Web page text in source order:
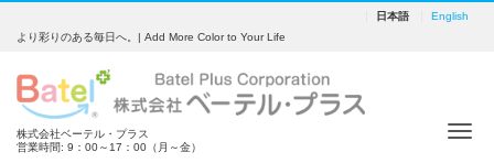
日本語
English
より彩りのある毎日へ。| Add More Color to Your Life
株式会社ベーテル・プラス
営業時間: 9：00～17：00（月～金）